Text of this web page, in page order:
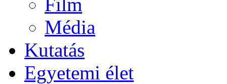
Média
Kutatás
Egyetemi élet